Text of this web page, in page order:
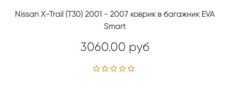
Nissan X-Trail (T30) 2001 - 2007 коврик в багажник EVA
Smart
3060.00 руб